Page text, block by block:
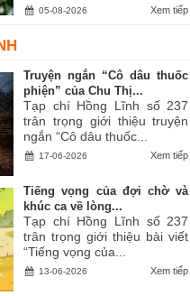
Xem tiếp
05-08-2026
Truyện ngắn “Cô dâu thuốc
phiện” của Chu Thị...
Tạp chí Hồng Lĩnh số 237
trân trọng giới thiệu truyện
ngắn “Cô dâu thuốc...
Xem tiếp
17-06-2026
Tiếng vọng của đợi chờ và
khúc ca về lòng...
Tạp chí Hồng Lĩnh số 237
trân trọng giới thiệu bài viết
“Tiếng vọng của...
Xem tiếp
13-06-2026